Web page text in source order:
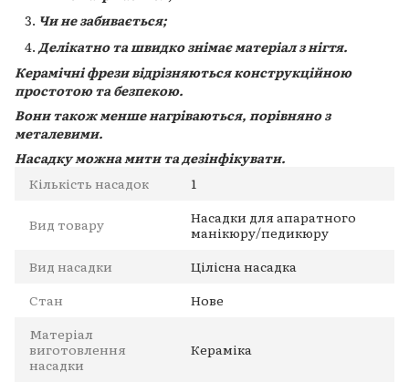
Чи не забивається;
Делікатно та швидко знімає матеріал з нігтя.
Керамічні фрези відрізняються конструкційною
простотою та безпекою.
Вони також менше нагріваються, порівняно з
металевими.
Насадку можна мити та дезінфікувати.
Кількість насадок
1
Вид товару
Насадки для апаратного
манікюру/педикюру
Вид насадки
Цілісна насадка
Стан
Нове
Матеріал
виготовлення
насадки
Кераміка